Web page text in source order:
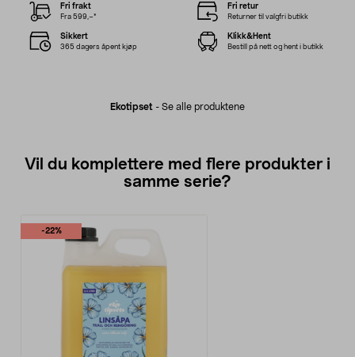
Ekotipset - Se alle produktene
Fri frakt
Fra 599,–*
Fri retur
Returner til valgfri butikk
Sikkert
365 dagers åpent kjøp
Klikk&Hent
Bestill på nett og hent i butikk
Vil du komplettere med flere produkter i
samme serie?
-22%